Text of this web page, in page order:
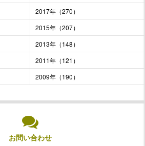
2017年（270）
2015年（207）
2013年（148）
2011年（121）
2009年（190）
お問い合わせ